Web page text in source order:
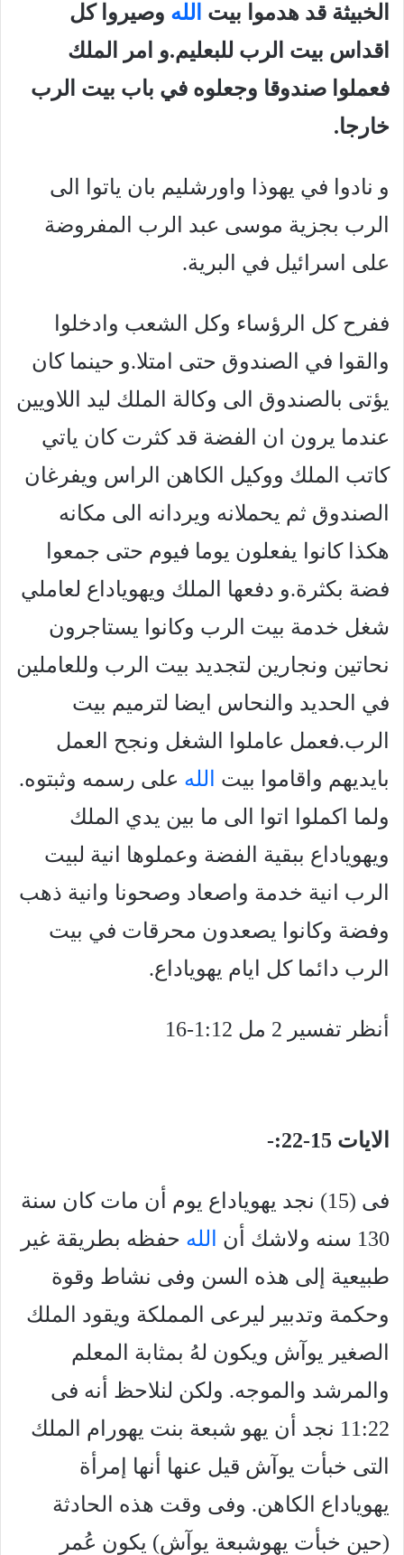
الخبيثة قد هدموا بيت الله وصيروا كل
اقداس بيت الرب للبعليم.و امر الملك
فعملوا صندوقا وجعلوه في باب بيت الرب
خارجا.
و نادوا في يهوذا واورشليم بان ياتوا الى
الرب بجزية موسى عبد الرب المفروضة
على اسرائيل في البرية.
ففرح كل الرؤساء وكل الشعب وادخلوا
والقوا في الصندوق حتى امتلا.و حينما كان
يؤتى بالصندوق الى وكالة الملك ليد اللاويين
عندما يرون ان الفضة قد كثرت كان ياتي
كاتب الملك ووكيل الكاهن الراس ويفرغان
الصندوق ثم يحملانه ويردانه الى مكانه
هكذا كانوا يفعلون يوما فيوم حتى جمعوا
فضة بكثرة.و دفعها الملك ويهوياداع لعاملي
شغل خدمة بيت الرب وكانوا يستاجرون
نحاتين ونجارين لتجديد بيت الرب وللعاملين
في الحديد والنحاس ايضا لترميم بيت
الرب.فعمل عاملوا الشغل ونجح العمل
بايديهم واقاموا بيت
الله على رسمه وثبتوه.
ولما اكملوا اتوا الى ما بين يدي الملك
ويهوياداع ببقية الفضة وعملوها انية لبيت
الرب انية خدمة واصعاد وصحونا وانية ذهب
وفضة وكانوا يصعدون محرقات في بيت
الرب دائما كل ايام يهوياداع.
أنظر تفسير 2 مل 1:12-16
الايات 15-22:-
فى (15) نجد يهوياداع يوم أن مات كان سنة
130 سنه ولاشك أن
الله حفظه بطريقة غير
طبيعية إلى هذه السن وفى نشاط وقوة
وحكمة وتدبير ليرعى المملكة ويقود الملك
الصغير يوآش ويكون لهُ بمثابة المعلم
والمرشد والموجه. ولكن لنلاحظ أنه فى
11:22 نجد أن يهو شبعة بنت يهورام الملك
التى خبأت يوآش قيل عنها أنها إمرأة
يهوياداع الكاهن. وفى وقت هذه الحادثة
(حين خبأت يهوشبعة يوآش) يكون عُمر